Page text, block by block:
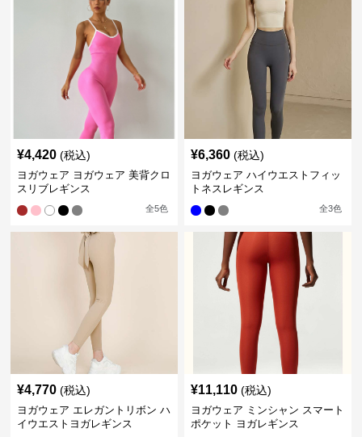
¥4,420 (税込)
ヨガウェア ヨガウェア 美背クロ
スリブレギンス
全5色
¥6,360 (税込)
ヨガウェア ハイウエストフィッ
トネスレギンス
全3色
¥4,770 (税込)
ヨガウェア エレガントリボン ハ
イウエストヨガレギンス
¥11,110 (税込)
ヨガウェア ミンシャン スマート
ポケット ヨガレギンス